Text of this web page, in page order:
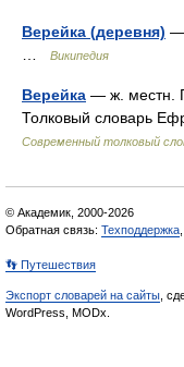
Верейка (деревня) —
Википедия
Верейка — ж. местн.
Толковый словарь
Современный толковый
© Академик, 2000-2026
Обратная связь: Техподдержка
👣 Путешествия
Экспорт словарей на сайты ,
WordPress, MODx.